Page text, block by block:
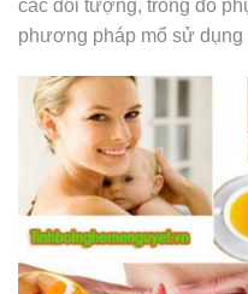
các đối tượng, trong đó
phương pháp mổ sử dụng